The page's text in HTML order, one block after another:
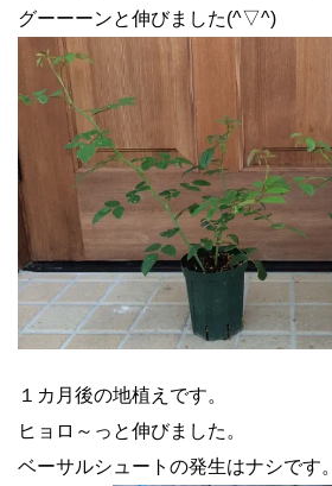
グーーーンと伸びました(^▽^)
１カ月後の地植えです。
ヒョロ～っと伸びました。
ベーサルシュートの発生はナシです。